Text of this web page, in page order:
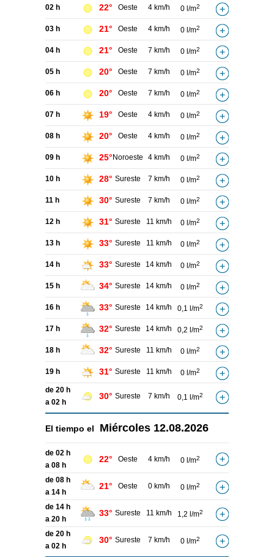
02 h 22° Oeste 4 km/h 0 l/m2
03 h 21° Oeste 4 km/h 0 l/m2
04 h 21° Oeste 7 km/h 0 l/m2
05 h 20° Oeste 7 km/h 0 l/m2
06 h 20° Oeste 7 km/h 0 l/m2
07 h 19° Oeste 4 km/h 0 l/m2
08 h 20° Oeste 4 km/h 0 l/m2
09 h 25° Noroeste 4 km/h 0 l/m2
10 h 28° Sureste 7 km/h 0 l/m2
11 h 30° Sureste 7 km/h 0 l/m2
12 h 31° Sureste 11 km/h 0 l/m2
13 h 33° Sureste 11 km/h 0 l/m2
14 h 33° Sureste 14 km/h 0 l/m2
15 h 34° Sureste 14 km/h 0 l/m2
16 h 33° Sureste 14 km/h 0,1 l/m2
17 h 32° Sureste 14 km/h 0,2 l/m2
18 h 32° Sureste 11 km/h 0 l/m2
19 h 31° Sureste 11 km/h 0 l/m2
de 20 h
a 02 h
30° Sureste 7 km/h 0,1 l/m2
El tiempo el Miércoles 12.08.2026
de 02 h
a 08 h
22° Oeste 4 km/h 0 l/m2
de 08 h
a 14 h
21° Oeste 0 km/h 0 l/m2
de 14 h
a 20 h
33° Sureste 11 km/h 1,2 l/m2
de 20 h
a 02 h
30° Sureste 7 km/h 0 l/m2